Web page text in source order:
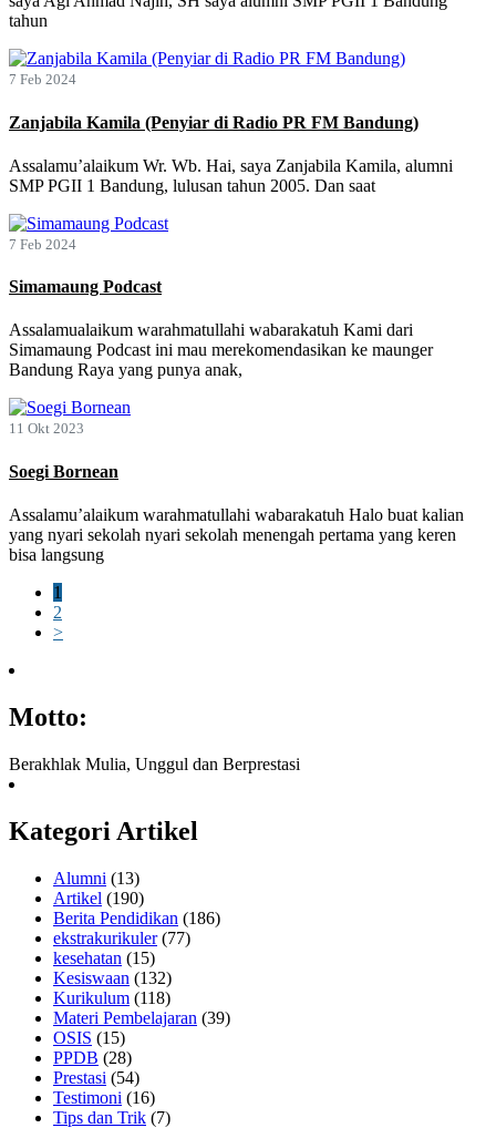
tahun
7 Feb 2024
Zanjabila Kamila (Penyiar di Radio PR FM Bandung)
Assalamu’alaikum Wr. Wb. Hai, saya Zanjabila Kamila, alumni
SMP PGII 1 Bandung, lulusan tahun 2005. Dan saat
7 Feb 2024
Simamaung Podcast
Assalamualaikum warahmatullahi wabarakatuh Kami dari
Simamaung Podcast ini mau merekomendasikan ke maunger
Bandung Raya yang punya anak,
11 Okt 2023
Soegi Bornean
Assalamu’alaikum warahmatullahi wabarakatuh Halo buat kalian
yang nyari sekolah nyari sekolah menengah pertama yang keren
bisa langsung
1
2
>
Motto:
Berakhlak Mulia, Unggul dan Berprestasi
Kategori Artikel
Alumni (13)
Artikel (190)
Berita Pendidikan (186)
ekstrakurikuler(77)
kesehatan (15)
Kesiswaan (132)
Kurikulum (118)
Materi Pembelajaran (39)
OSIS (15)
PPDB (28)
Prestasi (54)
Testimoni (16)
Tips dan Trik (7)